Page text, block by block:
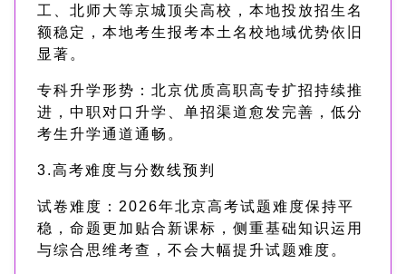
工、北师大等京城顶尖高校，本地投放招生名
额稳定，本地考生报考本土名校地域优势依旧
显著。
专科升学形势：北京优质高职高专扩招持续推
进，中职对口升学、单招渠道愈发完善，低分
考生升学通道通畅。
3.高考难度与分数线预判
试卷难度：2026年北京高考试题难度保持平
稳，命题更加贴合新课标，侧重基础知识运用
与综合思维考查，不会大幅提升试题难度。